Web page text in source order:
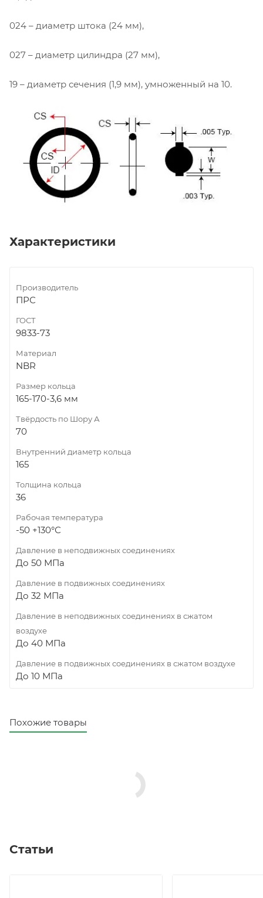
024 – диаметр штока (24 мм),
027 – диаметр цилиндра (27 мм),
19 – диаметр сечения (1,9 мм), умноженный на 10.
Характеристики
Производитель
ПРС
ГОСТ
9833-73
Материал
NBR
Размер кольца
165-170-3,6 мм
Твёрдость по Шору А
70
Внутренний диаметр кольца
165
Толщина кольца
36
Рабочая температура
-50 +130°С
Давление в неподвижных соединениях
До 50 МПа
Давление в подвижных соединениях
До 32 МПа
Давление в неподвижных соединениях в сжатом
воздухе
До 40 МПа
Давление в подвижных соединениях в сжатом воздухе
До 10 МПа
Похожие товары
Статьи